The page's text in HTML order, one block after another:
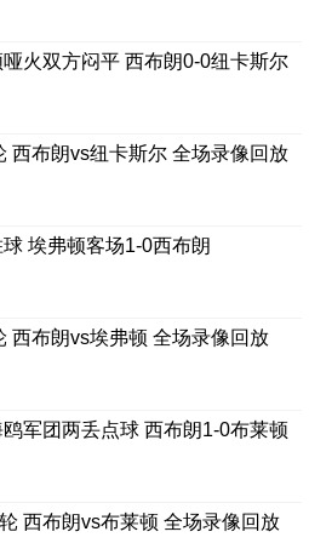
火双方闷平 西布朗0-0纽卡斯尔
西布朗vs纽卡斯尔 全场录像回放
埃弗顿客场1-0西布朗
西布朗vs埃弗顿 全场录像回放
军团两丢点球 西布朗1-0布莱顿
西布朗vs布莱顿 全场录像回放